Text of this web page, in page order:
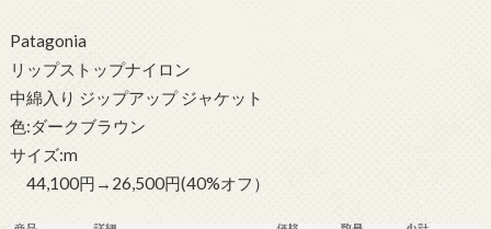
Patagonia
リップストップナイロン
中綿入り ジップアップ ジャケット
色:ダークブラウン
サイズ:m
44,100円→26,500円(40%オフ）